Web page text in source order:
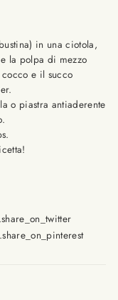
in una ciotola,
la polpa di mezzo
e il succo
o piastra antiaderente
missing: